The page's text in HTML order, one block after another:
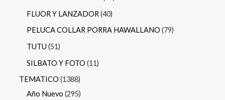
FLUOR Y LANZADOR 40
PELUCA COLLAR PORRA HAWALLANO 79
TUTU 51
SILBATO Y FOTO 11
TEMATICO 1388
Año Nuevo 295